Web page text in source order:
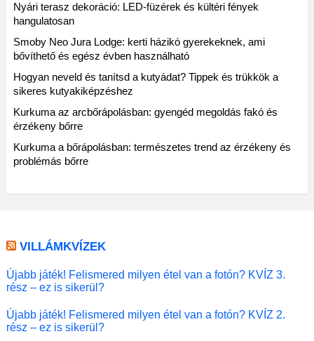
Nyári terasz dekoráció: LED-füzérek és kültéri fények
hangulatosan
Smoby Neo Jura Lodge: kerti házikó gyerekeknek, ami
bővíthető és egész évben használható
Hogyan neveld és tanítsd a kutyádat? Tippek és trükkök a
sikeres kutyakiképzéshez
Kurkuma az arcbőrápolásban: gyengéd megoldás fakó és
érzékeny bőrre
Kurkuma a bőrápolásban: természetes trend az érzékeny és
problémás bőrre
VILLÁMKVÍZEK
Újabb játék! Felismered milyen étel van a fotón? KVÍZ 3.
rész – ez is sikerül?
Újabb játék! Felismered milyen étel van a fotón? KVÍZ 2.
rész – ez is sikerül?